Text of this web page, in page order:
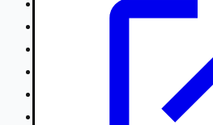
Nákladné vozidlá nad 7,5t
Vodné/Snežné skútre,